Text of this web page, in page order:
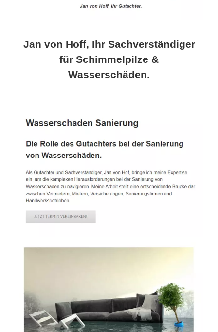
Jan von Hoff, Ihr Sachverständiger
für Schimmelpilze &
Wasserschäden.